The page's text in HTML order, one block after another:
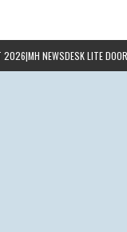
2026|MH NEWSDESK LITE